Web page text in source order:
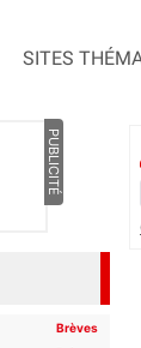
SITES
PUBLICITÉ
Brèves